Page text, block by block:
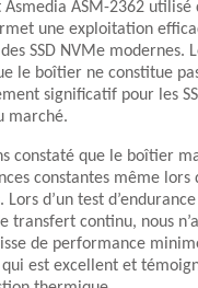
Asmedia ASM-2362 utilisé
une exploitation
SSD NVMe modernes.
le boîtier ne constitue
significatif pour les
marché.
constaté que le boîtier
constantes même lors
Lors d’un test
transfert continu, nous
de performance
qui est excellent et